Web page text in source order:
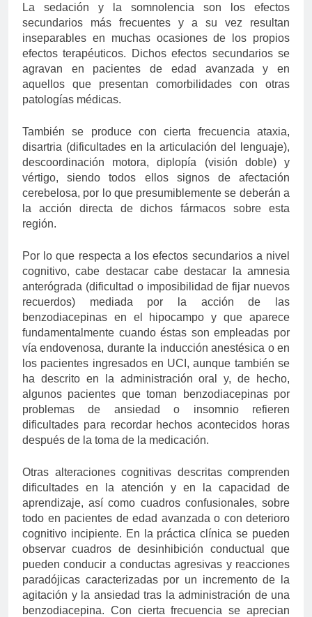
La sedación y la somnolencia son los efectos
secundarios más frecuentes y a su vez resultan
inseparables en muchas ocasiones de los propios
efectos terapéuticos. Dichos efectos secundarios se
agravan en pacientes de edad avanzada y en
aquellos que presentan comorbilidades con otras
patologías médicas.
También se produce con cierta frecuencia ataxia,
disartria (dificultades en la articulación del lenguaje),
descoordinación motora, diplopía (visión doble) y
vértigo, siendo todos ellos signos de afectación
cerebelosa, por lo que presumiblemente se deberán a
la acción directa de dichos fármacos sobre esta
región.
Por lo que respecta a los efectos secundarios a nivel
cognitivo, cabe destacar cabe destacar la amnesia
anterógrada (dificultad o imposibilidad de fijar nuevos
recuerdos) mediada por la acción de las
benzodiacepinas en el hipocampo y que aparece
fundamentalmente cuando éstas son empleadas por
vía endovenosa, durante la inducción anestésica o en
los pacientes ingresados en UCI, aunque también se
ha descrito en la administración oral y, de hecho,
algunos pacientes que toman benzodiacepinas por
problemas de ansiedad o insomnio refieren
dificultades para recordar hechos acontecidos horas
después de la toma de la medicación.
Otras alteraciones cognitivas descritas comprenden
dificultades en la atención y en la capacidad de
aprendizaje, así como cuadros confusionales, sobre
todo en pacientes de edad avanzada o con deterioro
cognitivo incipiente. En la práctica clínica se pueden
observar cuadros de desinhibición conductual que
pueden conducir a conductas agresivas y reacciones
paradójicas caracterizadas por un incremento de la
agitación y la ansiedad tras la administración de una
benzodiacepina. Con cierta frecuencia se aprecian